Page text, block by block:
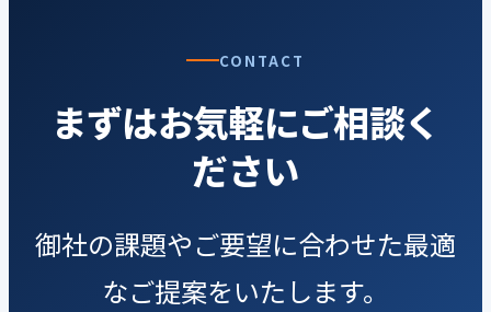
CONTACT
まずはお気軽にご相談く
ださい
御社の課題やご要望に合わせた最適
なご提案をいたします。